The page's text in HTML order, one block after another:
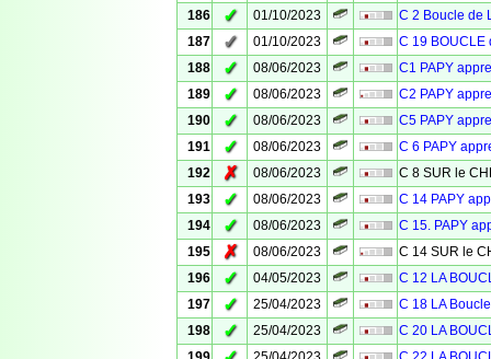
186
✓ 01/10/2023
C 2 Boucle de
187
✓ 01/10/2023
C 19 BOUCLE
188
✓ 08/06/2023
C1 PAPY
189
✓ 08/06/2023
C2 PAPY
190
✓ 08/06/2023
C5 PAPY
191
✓ 08/06/2023
C 6 PAPY
192
✗ 08/06/2023
C 8 SUR le
193
✓ 08/06/2023
C 14 PAPY
194
✓ 08/06/2023
C 15. PAPY
195
✗ 08/06/2023
C 14 SUR le
196
✓ 04/05/2023
C 12 LA
197
✓ 25/04/2023
C 18 LA
198
✓ 25/04/2023
C 20 LA